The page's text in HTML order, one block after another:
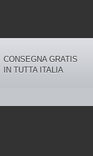
CONSEGNA GRATIS
IN TUTTA ITALIA